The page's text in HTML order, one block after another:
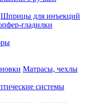
Шприцы для инъекций
гладилки
Матрасы, чехлы
системы